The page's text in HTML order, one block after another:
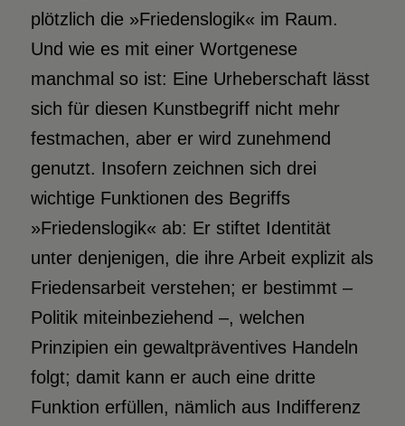
plötzlich die »Friedenslogik« im Raum.
Und wie es mit einer Wortgenese
manchmal so ist: Eine Urheberschaft lässt
sich für diesen Kunstbegriff nicht mehr
festmachen, aber er wird zunehmend
genutzt. Insofern zeichnen sich drei
wichtige Funktionen des Begriffs
»Friedenslogik« ab: Er stiftet Identität
unter denjenigen, die ihre Arbeit explizit als
Friedensarbeit verstehen; er bestimmt –
Politik miteinbeziehend –, welchen
Prinzipien ein gewaltpräventives Handeln
folgt; damit kann er auch eine dritte
Funktion erfüllen, nämlich aus Indifferenz